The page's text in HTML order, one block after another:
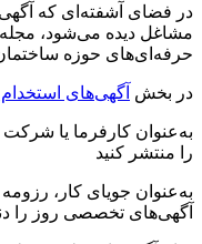
در فضای آشفته‌ای که
مشاغل دیده می‌شود، مجله
حرفه‌ای‌های حوزه ساختمان
در بخش آگهی‌های استخدام
به‌عنوان کارفرما یا
را منتشر کنید
به‌عنوان جویای کار،
آگهی‌های تخصصی روز را